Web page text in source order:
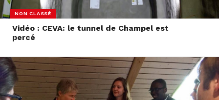
NON CLASSÉ
Vidéo : CEVA: le tunnel de Champel est
percé